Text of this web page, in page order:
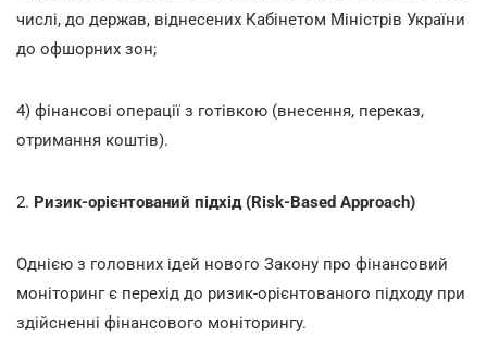
числі, до держав, віднесених Кабінетом Міністрів України
до офшорних зон;
4) фінансові операції з готівкою (внесення, переказ,
отримання коштів).
2. Ризик-орієнтований підхід (Risk-Based Approach)
Однією з головних ідей нового Закону про фінансовий
моніторинг є перехід до ризик-орієнтованого підходу при
здійсненні фінансового моніторингу.